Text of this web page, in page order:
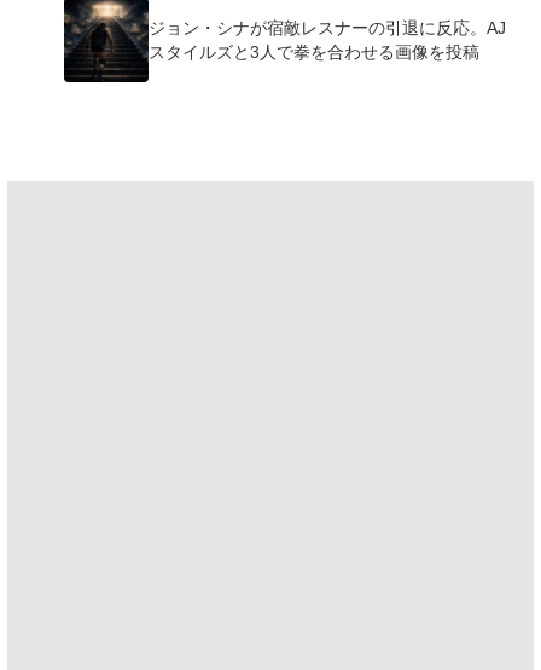
ジョン・シナが宿敵レスナーの引退に反応。AJ
スタイルズと3人で拳を合わせる画像を投稿